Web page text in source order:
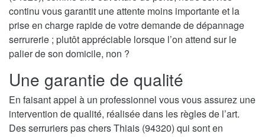
continu vous garantit une attente moins importante et la
prise en charge rapide de votre demande de dépannage
serrurerie ; plutôt appréciable lorsque l’on attend sur le
palier de son domicile, non ?
Une garantie de qualité
En faisant appel à un professionnel vous vous assurez une
intervention de qualité, réalisée dans les règles de l’art.
Des serruriers pas chers Thiais (94320) qui sont en